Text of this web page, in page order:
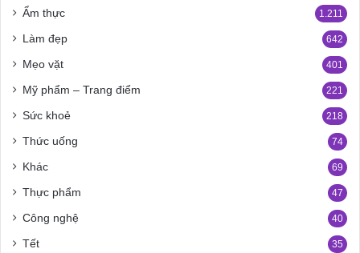
Ẩm thực 1.211
Làm đẹp 642
Mẹo vặt 401
Mỹ phẩm – Trang điểm 221
Sức khoẻ 218
Thức uống 74
Khác 69
Thực phẩm 47
Công nghệ 40
Tết 35